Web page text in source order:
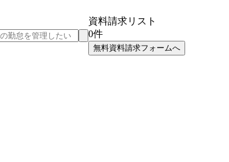
資料請求リスト
0件
無料資料請求フォームへ